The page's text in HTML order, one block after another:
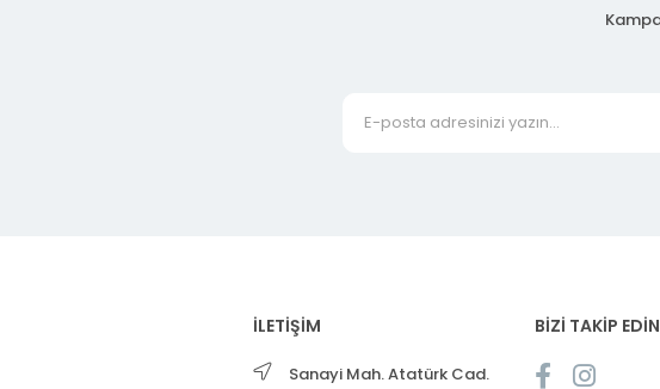
İLETİŞİM
Sanayi Mah. Atatürk Cad.
BİZİ TAKİP EDİN